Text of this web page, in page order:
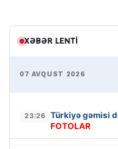
XƏBƏR LENTI
07 AVQUST 2026
23:26 Türkiyə gəmisi
FOTOLAR